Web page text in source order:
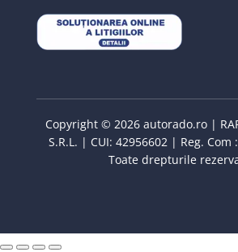
Copyright © 2026 autorado.ro |
S.R.L. | CUI: 42956602 | Reg. Com
Toate drepturile